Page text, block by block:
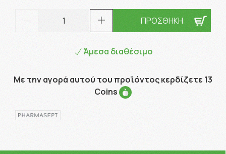
ΠΡΟΣΘΗΚΗ
Άμεσα διαθέσιμο
Με την αγορά αυτού του προϊόντος κερδίζετε 13
Coins